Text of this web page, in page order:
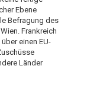
Ebene
Befragung des
Frankreich
einen EU-
Länder